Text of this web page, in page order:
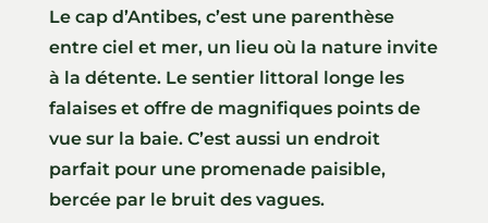
Le cap d’Antibes, c’est une parenthèse
entre ciel et mer, un lieu où la nature invite
à la détente. Le sentier littoral longe les
falaises et offre de magnifiques points de
vue sur la baie. C’est aussi un endroit
parfait pour une promenade paisible,
bercée par le bruit des vagues.